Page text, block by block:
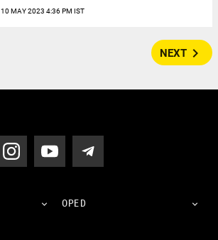
10 MAY 2023 4:36 PM IST
NEXT navigate_next
OPED